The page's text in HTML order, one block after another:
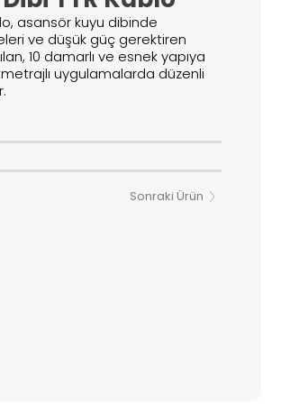
asansör kuyu dibinde
ve düşük güç gerektiren
10 damarlı ve esnek yapıya
uygulamalarda düzenli
Sonraki Ürün